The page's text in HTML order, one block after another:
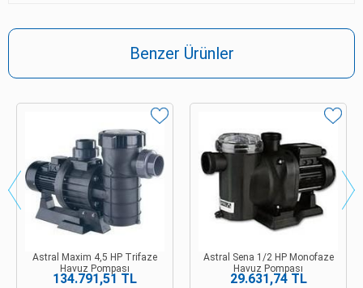
Benzer Ürünler
Astral Maxim 4,5 HP Trifaze
Havuz Pompası
134.791,51 TL
Astral Sena 1/2 HP Monofaze
Havuz Pompası
29.631,74 TL